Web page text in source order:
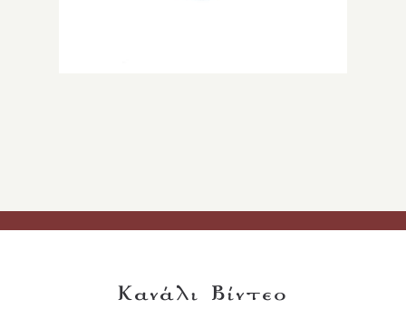
Κανάλι Βίντεο